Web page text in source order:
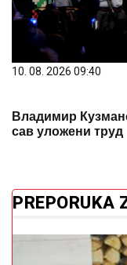
10. 08. 2026 09:40
Владимир
сав уложени труд
PREPORUKA